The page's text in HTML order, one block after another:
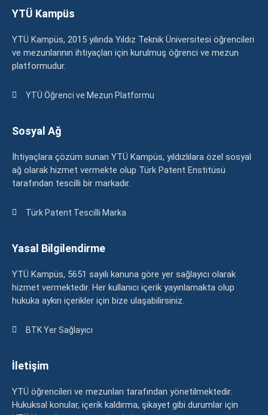
YTÜ Kampüs
YTÜ Kampüs, 2015 yılında Yıldız Teknik Üniversitesi öğrencileri
ve mezunlarının ihtiyaçları için kurulmuş öğrenci ve mezun
platformudur.
YTÜ Öğrenci ve Mezun Platformu
Sosyal Ağ
İhtiyaçlara çözüm sunan YTÜ Kampüs, yıldızlılara özel sosyal
ağ olarak hizmet vermekte olup Türk Patent Enstitüsü
tarafından tescilli bir markadır.
Türk Patent Tescilli Marka
Yasal Bilgilendirme
YTÜ Kampüs, 5651 sayılı kanuna göre yer sağlayıcı olarak
hizmet vermektedir. Her kullanıcı içerik yayınlamakta olup
hukuka aykırı içerikler için bize ulaşabilirsiniz.
BTK Yer Sağlayıcı
İletişim
YTÜ öğrencileri ve mezunları tarafından yönetilmektedir.
Hukuksal konular, içerik kaldırma, şikayet gibi durumlar için